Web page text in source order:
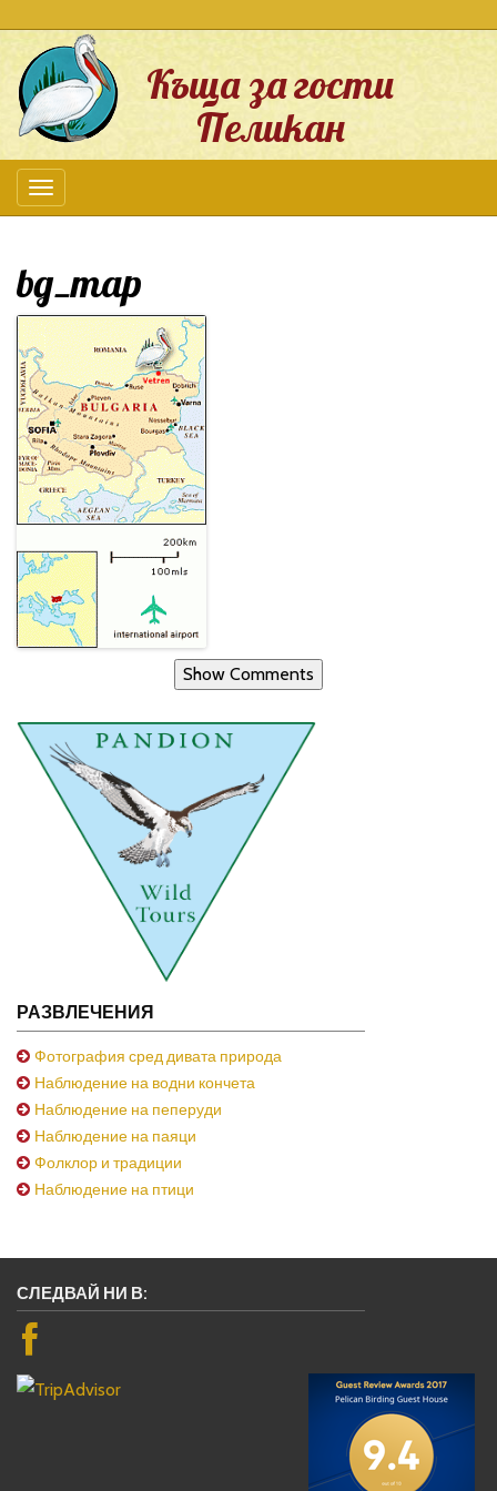
Къща за гости
Пеликан
bg_map
Show Comments
РАЗВЛЕЧЕНИЯ
Фотография сред дивата природа
Наблюдение на водни кончета
Наблюдение на пеперуди
Наблюдение на паяци
Фолклор и традиции
Наблюдение на птици
СЛЕДВАЙ НИ В: